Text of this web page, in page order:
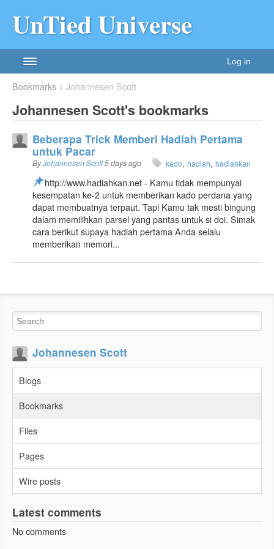
UnTied Universe
Log in
Bookmarks Johannesen Scott
Johannesen Scott's bookmarks
Beberapa Trick Memberi Hadiah Pertama
untuk Pacar
ByJohannesen Scott5 days ago kado hadiah hadiahkan
http://www.hadiahkan.net - Kamu tidak mempunyai
kesempatan ke-2 untuk memberikan kado perdana yang
dapat membuatnya terpaut. Tapi Kamu tak mesti bingung
dalam memilihkan parsel yang pantas untuk si doi. Simak
cara berikut supaya hadiah pertama Anda selalu
memberikan memori...
Johannesen Scott
Blogs
Bookmarks
Files
Pages
Wire posts
Latest comments
No comments